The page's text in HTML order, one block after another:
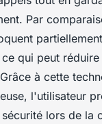
Par
qui peut
à cette
l'utilisateur
lors de la